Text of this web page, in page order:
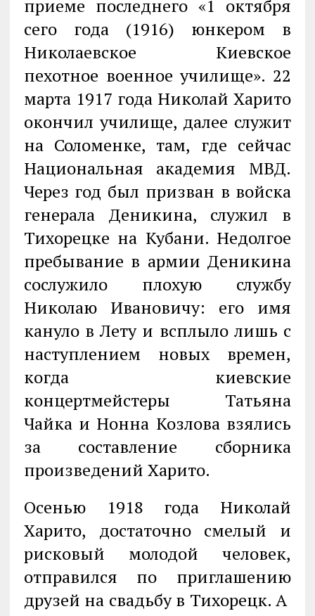
приеме последнего «1 октября
сего года (1916) юнкером в
Николаевское Киевское
пехотное военное училище». 22
марта 1917 года Николай Харито
окончил училище, далее служит
на Соломенке, там, где сейчас
Национальная академия МВД.
Через год был призван в войска
генерала Деникина, служил в
Тихорецке на Кубани. Недолгое
пребывание в армии Деникина
сослужило плохую службу
Николаю Ивановичу: его имя
кануло в Лету и всплыло лишь с
наступлением новых времен,
когда киевские
концертмейстеры Татьяна
Чайка и Нонна Козлова взялись
за составление сборника
произведений Харито.
Осенью 1918 года Николай
Харито, достаточно смелый и
рисковый молодой человек,
отправился по приглашению
друзей на свадьбу в Тихорецк. А